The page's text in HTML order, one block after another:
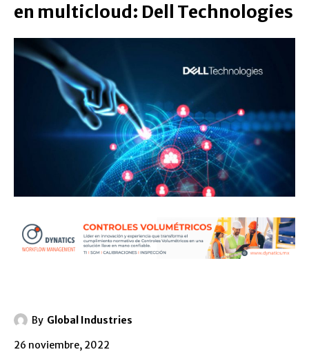
en multicloud: Dell Technologies
By Global Industries
26 noviembre, 2022